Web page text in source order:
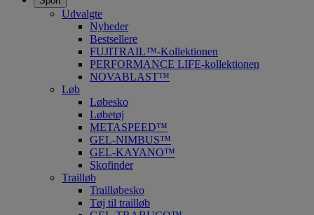
Udvalgte
Nyheder
Bestsellere
FUJITRAIL™-Kollektionen
PERFORMANCE LIFE-kollektionen
NOVABLAST™
Løb
Løbesko
Løbetøj
METASPEED™
GEL-NIMBUS™
GEL-KAYANO™
Skofinder
Trailløb
Trailløbesko
Tøj til trailløb